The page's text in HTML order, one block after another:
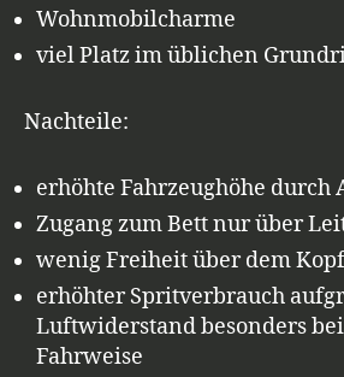
Wohnmobilcharme
viel Platz im üblichen
Nachteile:
erhöhte Fahrzeughöhe durch
Zugang zum Bett nur über
wenig Freiheit über dem Kopf
erhöhter Spritverbrauch
Luftwiderstand besonders
Fahrweise